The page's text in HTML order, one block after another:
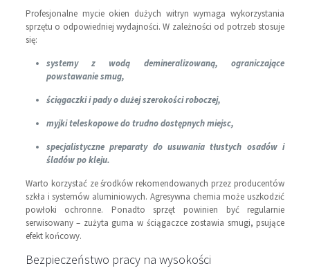
Profesjonalne mycie okien dużych witryn wymaga wykorzystania
sprzętu o odpowiedniej wydajności. W zależności od potrzeb stosuje
się:
systemy z wodą demineralizowaną, ograniczające
powstawanie smug,
ściągaczki i pady o dużej szerokości roboczej,
myjki teleskopowe do trudno dostępnych miejsc,
specjalistyczne preparaty do usuwania tłustych osadów i
śladów po kleju.
Warto korzystać ze środków rekomendowanych przez producentów
szkła i systemów aluminiowych. Agresywna chemia może uszkodzić
powłoki ochronne. Ponadto sprzęt powinien być regularnie
serwisowany – zużyta guma w ściągaczce zostawia smugi, psujące
efekt końcowy.
Bezpieczeństwo pracy na wysokości